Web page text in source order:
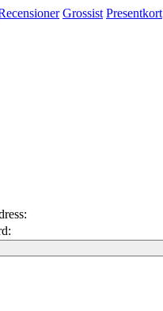
Grossist Presentkort